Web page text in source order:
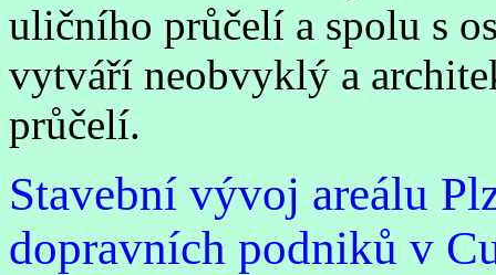
uličního průčelí a spolu s
vytváří neobvyklý a
průčelí.
Stavební vývoj areálu
dopravních podniků v